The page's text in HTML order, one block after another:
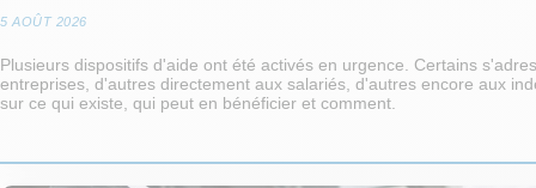
5 AOÛT 2026
Plusieurs dispositifs d'aide ont été activés en urgence. Certains
entreprises, d'autres directement aux salariés, d'autres encore aux
sur ce qui existe, qui peut en bénéficier et comment.